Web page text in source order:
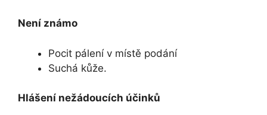
Není známo
Pocit pálení v místě podání
Suchá kůže.
Hlášení nežádoucích účinků